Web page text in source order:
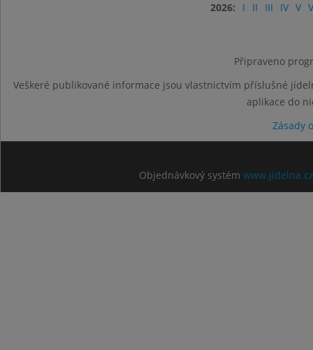
2026:
I II III IV V
Připraveno
Veškeré publikované informace jsou vlastnictvím příslušné
aplikace do
Zásady
Objednávkový systém www.jidelna.cz